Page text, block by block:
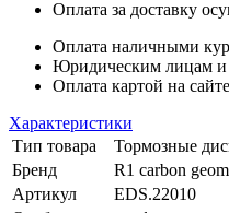
Оплата за доставку
Оплата наличными
Юридическим лицам и
Оплата картой на сайте
Характеристики
Тип товара
Тормозные
Бренд
R1 carbon
Артикул
EDS.22010